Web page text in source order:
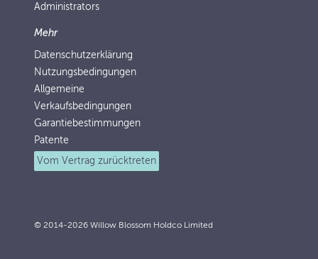
Administrators
Mehr
Datenschutzerklärung
Nutzungsbedingungen
Allgemeine
Verkaufsbedingungen
Garantiebestimmungen
Patente
Vom Vertrag zurücktreten
© 2014-2026 Willow Blossom Holdco Limited